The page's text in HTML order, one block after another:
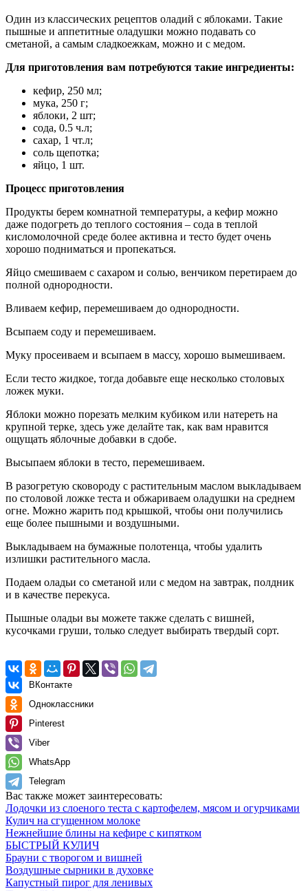
Один из классических рецептов оладий с яблоками. Такие
пышные и аппетитные оладушки можно подавать со
сметаной, а самым сладкоежкам, можно и с медом.
Для приготовления вам потребуются такие ингредиенты:
кефир, 250 мл;
мука, 250 г;
яблоки, 2 шт;
сода, 0.5 ч.л;
сахар, 1 чт.л;
соль щепотка;
яйцо, 1 шт.
Процесс приготовления
Продукты берем комнатной температуры, а кефир можно
даже подогреть до теплого состояния – сода в теплой
кисломолочной среде более активна и тесто будет очень
хорошо подниматься и пропекаться.
Яйцо смешиваем с сахаром и солью, венчиком перетираем до
полной однородности.
Вливаем кефир, перемешиваем до однородности.
Всыпаем соду и перемешиваем.
Муку просеиваем и всыпаем в массу, хорошо вымешиваем.
Если тесто жидкое, тогда добавьте еще несколько столовых
ложек муки.
Яблоки можно порезать мелким кубиком или натереть на
крупной терке, здесь уже делайте так, как вам нравится
ощущать яблочные добавки в сдобе.
Высыпаем яблоки в тесто, перемешиваем.
В разогретую сковороду с растительным маслом выкладываем
по столовой ложке теста и обжариваем оладушки на среднем
огне. Можно жарить под крышкой, чтобы они получились
еще более пышными и воздушными.
Выкладываем на бумажные полотенца, чтобы удалить
излишки растительного масла.
Подаем оладьи со сметаной или с медом на завтрак, полдник
и в качестве перекуса.
Пышные оладьи вы можете также сделать с вишней,
кусочками груши, только следует выбирать твердый сорт.
ВКонтакте
Одноклассники
Pinterest
Viber
WhatsApp
Telegram
Вас также может заинтересовать:
Лодочки из слоеного теста с картофелем, мясом и огурчиками
Кулич на сгущенном молоке
Нежнейшие блины на кефире с кипятком
БЫСТРЫЙ КУЛИЧ
Брауни с творогом и вишней
Воздушные сырники в духовке
Капустный пирог для ленивых